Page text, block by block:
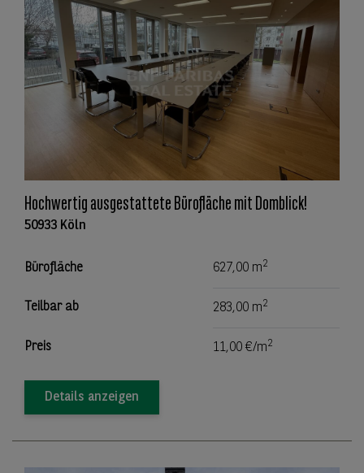
Hochwertig ausgestattete Bürofläche mit Domblick!
50933 Köln
Bürofläche 627,00 m2
Teilbar ab 283,00 m2
Preis 11,00 €/m2
Details anzeigen